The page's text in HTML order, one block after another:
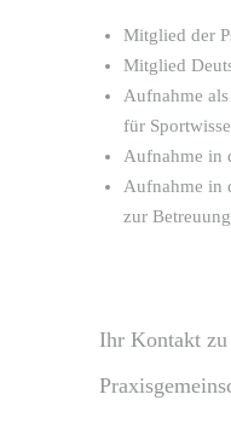
Mitglied der
Mitglied
Aufnahme
für
Aufnahme in
Aufnahme in
zur
Ihr Kontakt zu